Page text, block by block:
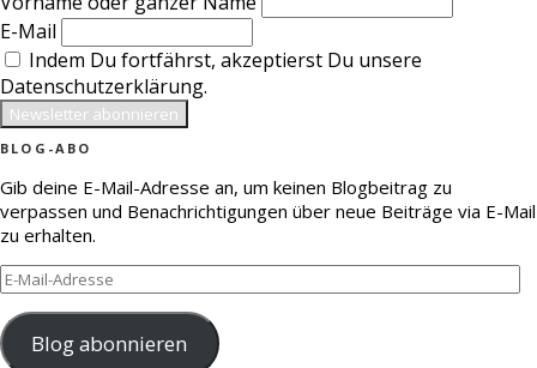
E-Mail
Indem Du fortfährst, akzeptierst Du unsere
Datenschutzerklärung.
BLOG-ABO
Gib deine E-Mail-Adresse an, um keinen Blogbeitrag zu
verpassen und Benachrichtigungen über neue Beiträge via E-Mail
zu erhalten.
E-
Mail-
Adresse
Blog abonnieren